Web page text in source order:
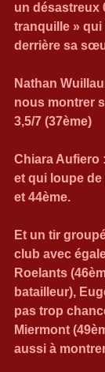
un désastreux
tranquille »
derrière sa
Nathan
nous montrer
3,5/7 (37ème)
Chiara Aufiero
et qui loupe de
et 44ème.
Et un tir
club avec
Roelants
batailleur),
pas trop
Miermont
aussi à